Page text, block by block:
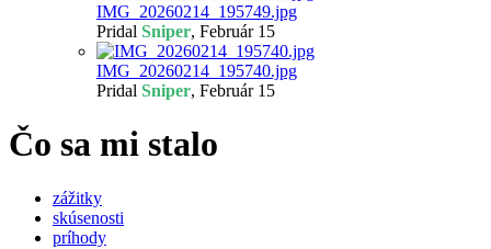
IMG_20260214_195749.jpg
Pridal Sniper, Február 15
IMG_20260214_195740.jpg
Pridal Sniper, Február 15
Čo sa mi stalo
zážitky
skúsenosti
príhody